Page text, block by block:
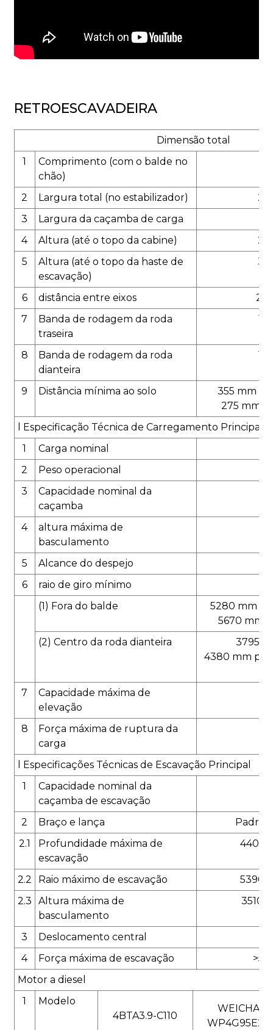
RETROESCAVADEIRA
Dimensão total
1
Comprimento (com o balde no
chão)
2 Largura total (no estabilizador)
3
Largura da caçamba de carga
4
Altura (até o topo da cabine)
5
Altura (até o topo da haste de
escavação)
6 distância entre eixos
7
Banda de rodagem da roda
traseira
8
Banda de rodagem da roda
dianteira
9 Distância mínima ao solo
355 mm
275 mm
l Especificação Técnica de Carregamento Principal
1
Carga nominal
2
Peso operacional
3
Capacidade nominal da
caçamba
4
altura máxima de
basculamento
5 Alcance do despejo
6
raio de giro mínimo
(1) Fora do balde
5280 mm
5670 mm
(2) Centro da roda dianteira
3795
4380 mm
7
Capacidade máxima de
elevação
8
Força máxima de ruptura da
carga
l Especificações Técnicas de Escavação Principal
1
Capacidade nominal da
caçamba de escavação
2 Braço e lança
Padrão
2.1
Profundidade máxima de
escavação
4405
2.2 Raio máximo de escavação
5390
2.3
Altura máxima de
basculamento
3510
3 Deslocamento central
4
Força máxima de escavação
Motor a diesel
1
Modelo
4BTA3.9-C110
WEICHAI
WP4G95E221